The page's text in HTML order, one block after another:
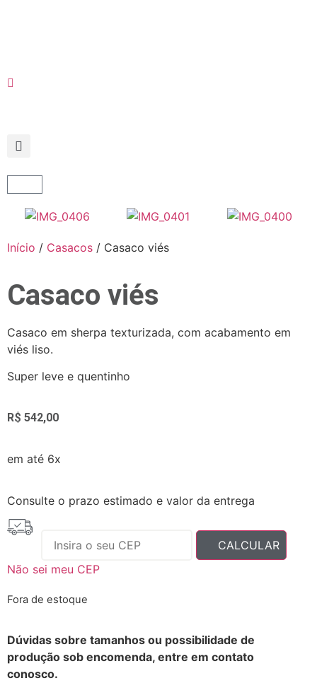
Início / Casacos / Casaco viés
Casaco viés
Casaco em sherpa texturizada, com acabamento em
viés liso.
Super leve e quentinho
R$ 542,00
em até 6x
Consulte o prazo estimado e valor da entrega
Não sei meu CEP
Fora de estoque
Dúvidas sobre tamanhos ou possibilidade de
produção sob encomenda, entre em contato
conosco.